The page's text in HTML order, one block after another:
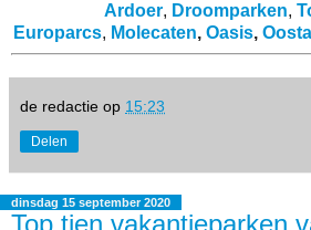
Ardoer, Droomparken,
Europarcs, Molecaten, Oasis,
de redactie op 15:23
Delen
dinsdag 15 september 2020
Top tien vakantieparken